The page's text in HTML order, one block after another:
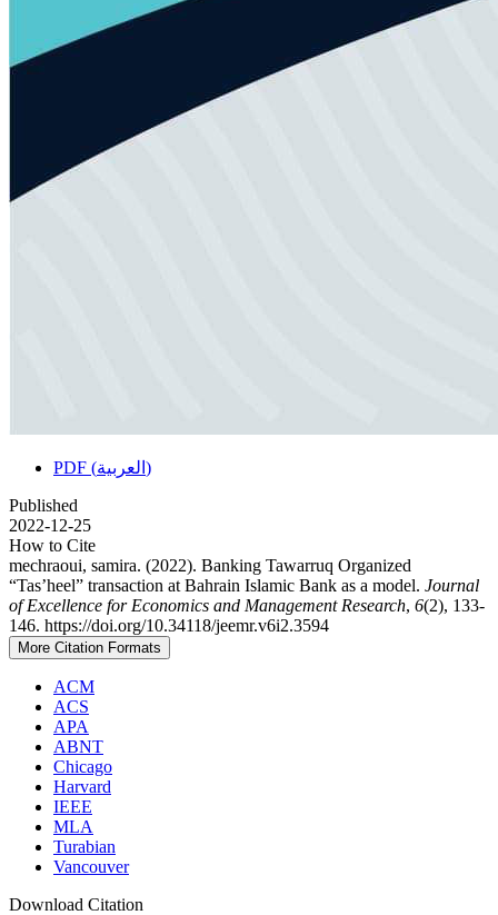
PDF (العربية)
Published
2022-12-25
How to Cite
mechraoui, samira. (2022). Banking Tawarruq Organized
“Tas’heel” transaction at Bahrain Islamic Bank as a model. Journal
of Excellence for Economics and Management Research, 6(2), 133-
146. https://doi.org/10.34118/jeemr.v6i2.3594
More Citation Formats
ACM
ACS
APA
ABNT
Chicago
Harvard
IEEE
MLA
Turabian
Vancouver
Download Citation